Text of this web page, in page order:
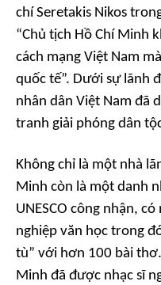
chí Seretakis Nikos
“Chủ tịch Hồ Chí Minh
cách mạng Việt Nam
quốc tế”. Dưới sự lãnh
nhân dân Việt Nam đã
tranh giải phóng dân
Không chỉ là một nhà
Minh còn là một danh
UNESCO công nhận,
nghiệp văn học trong
tù” với hơn 100 bài
Minh đã được nhạc sĩ